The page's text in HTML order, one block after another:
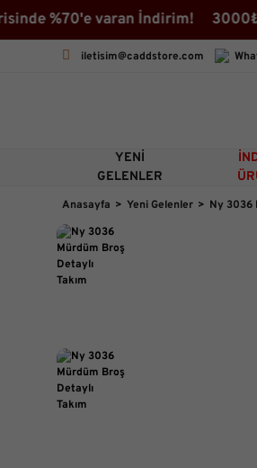
varan İndirim! 3000₺ ve
iletisim@caddstore.com
YENI
GELENLER
Anasayfa Yeni Gelenler Ny 3036